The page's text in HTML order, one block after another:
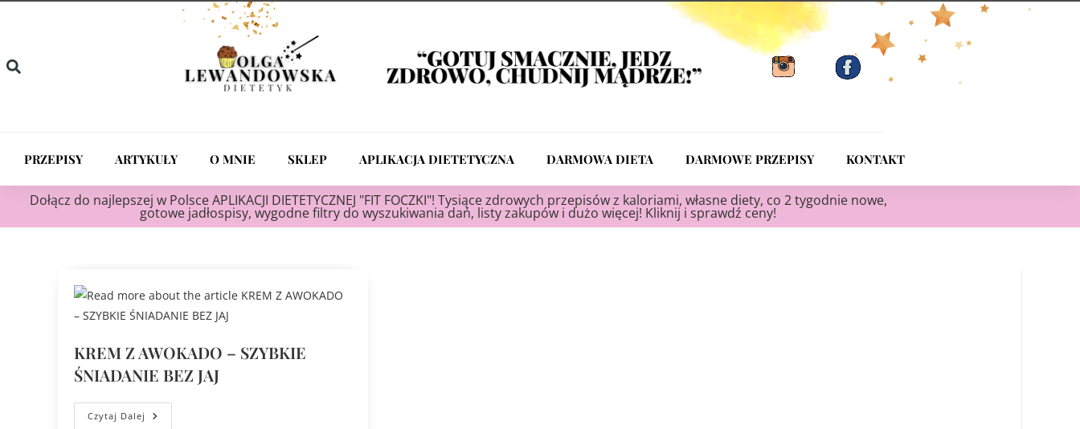
PRZEPISY ARTYKUŁY O MNIE SKLEP APLIKACJA DIETETYCZNA DARMOWA DIETA DARMOWE PRZEPISY KONTAKT
Dołącz do najlepszej w Polsce APLIKACJI DIETETYCZNEJ "FIT FOCZKI"! Tysiące zdrowych przepisów z kaloriami, własne diety, co 2 tygodnie nowe,
gotowe jadłospisy, wygodne filtry do wyszukiwania dań, listy zakupów i dużo więcej! Kliknij i sprawdź ceny!
KREM Z AWOKADO – SZYBKIE
ŚNIADANIE BEZ JAJ
Czytaj Dalej